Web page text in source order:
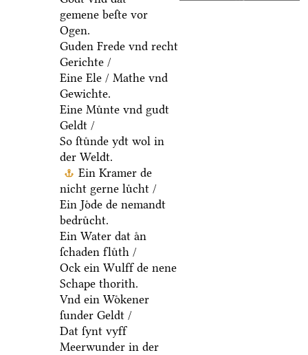
gemene beſte vor
Ogen.
Guden Frede vnd recht
Gerichte /
Eine Ele / Mathe vnd
Gewichte.
Eine Muͤnte vnd gudt
Geldt /
So ſtuͤnde ydt wol in
der Weldt.
Ein Kramer de
nicht gerne luͤcht /
Ein Joͤde de nemandt
bedruͤcht.
Ein Water dat aͤn
ſchaden fluͤth /
Ock ein Wulff de nene
Schape thorith.
Vnd ein Woͤkener
ſunder Geldt /
Dat ſynt vyff
Meerwunder in der